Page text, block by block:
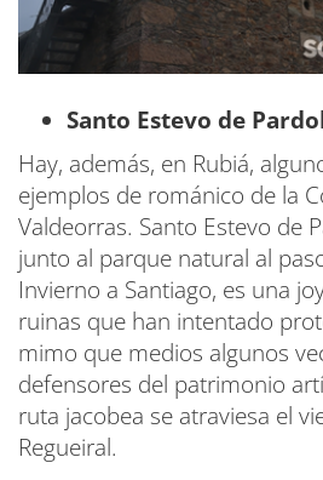
Santo Estevo de
Hay, además, en Rubiá,
ejemplos de románico de la
Valdeorras. Santo Estevo de
junto al parque natural al
Invierno a Santiago, es una
ruinas que han intentado
mimo que medios algunos
defensores del patrimonio
ruta jacobea se atraviesa el
Regueiral.